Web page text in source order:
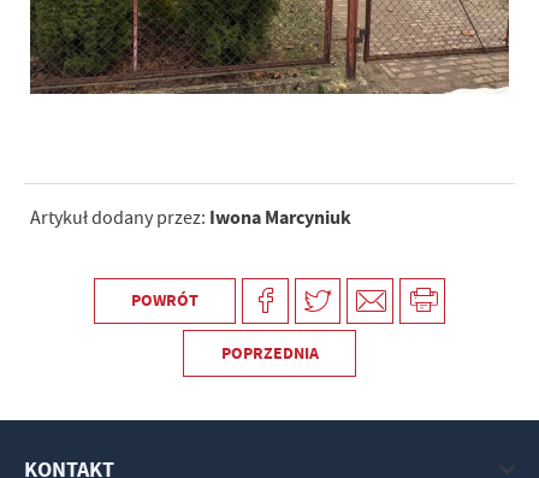
Artykuł dodany przez: Iwona Marcyniuk
POWRÓT
POPRZEDNIA
KONTAKT